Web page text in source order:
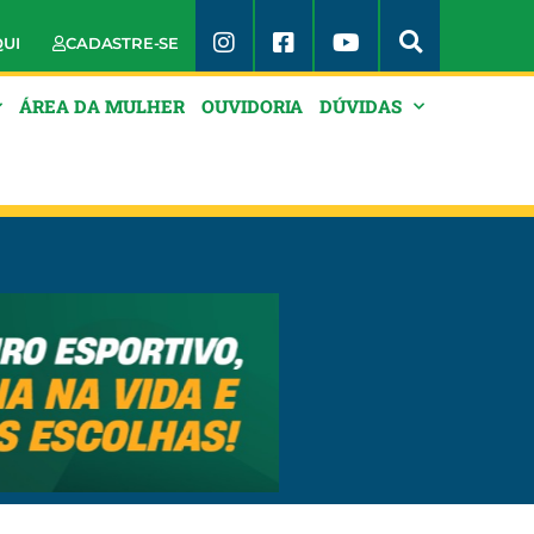
CADASTRE-SE
ÁREA DA MULHER OUVIDORIA DÚVIDAS